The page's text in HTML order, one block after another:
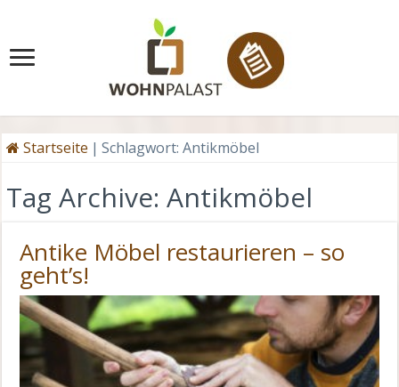
Startseite | Schlagwort:Antikmöbel
Tag Archive:Antikmöbel
Antike Möbel restaurieren – so
geht’s!